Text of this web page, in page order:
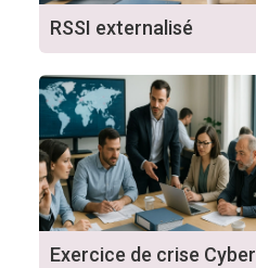
RSSI externalisé
Exercice de crise Cyber